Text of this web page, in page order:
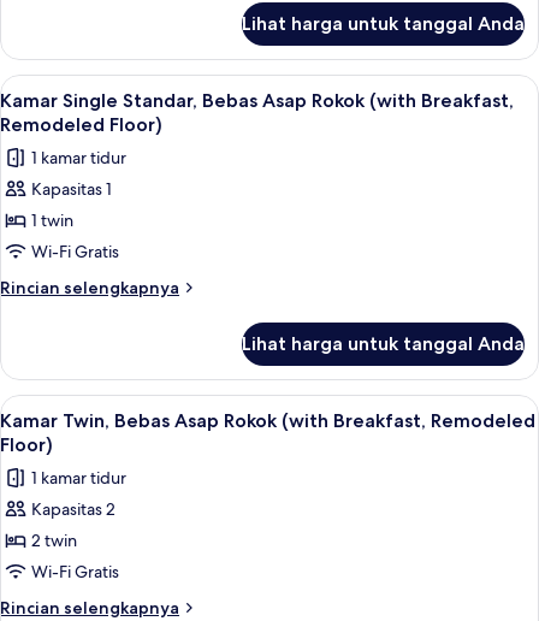
(Remodeled
Floor)
Kamar
Triple,
Bebas
Asap
(Remodeled
Floor)
Lihat harga untuk tanggal Anda
Lihat
semua
foto
untuk
Kamar
Single
Standar,
Bebas
(with
Breakfast,
Remodeled
Floor)
Tirai kedap cahaya, Wi-Fi gratis, dan
8
Kamar Single Standar, Bebas Asap Rokok (with Breakfast,
Remodeled Floor)
1 kamar tidur
Kapasitas 1
1 twin
Wi-Fi Gratis
Rincian selengkapnya
Rincian
Kamar
Single
Standar,
Bebas
Rokok
(with
Breakfast,
Remodeled
Floor)
Lihat harga untuk tanggal Anda
Lihat
semua
foto
untuk
Kamar
Twin,
Bebas
Asap
Tirai kedap cahaya, Wi-Fi gratis, dan
8
Kamar Twin, Bebas Asap Rokok (with Breakfast, Remodeled
Floor)
1 kamar tidur
Kapasitas 2
2 twin
Wi-Fi Gratis
Rincian selengkapnya
Rincian